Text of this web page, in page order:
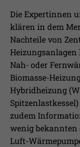
Die Expertinnen
klären in dem
Nachteile von
Nah- oder
Biomasse-
Hybridheizung
zudem
wenig bekannten
Luft-